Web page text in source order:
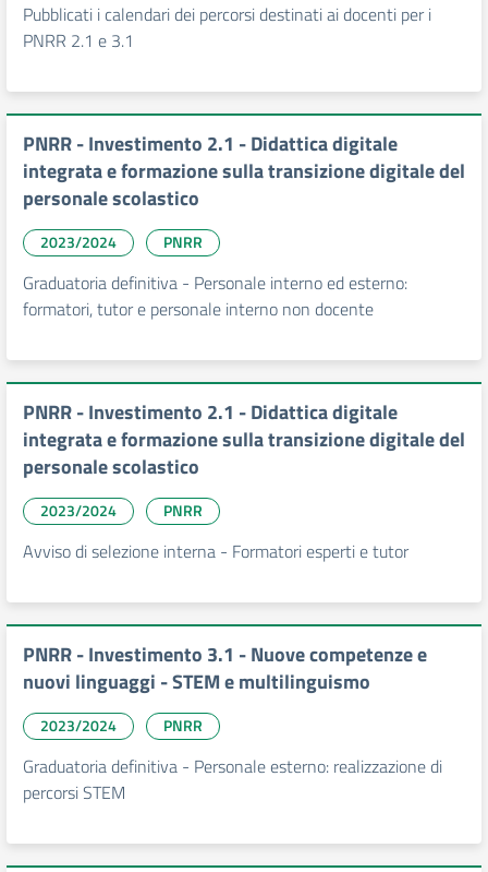
Pubblicati i calendari dei percorsi destinati ai docenti per i
PNRR 2.1 e 3.1
PNRR - Investimento 2.1 - Didattica digitale
integrata e formazione sulla transizione digitale del
personale scolastico
2023/2024 PNRR
Graduatoria definitiva - Personale interno ed esterno:
formatori, tutor e personale interno non docente
PNRR - Investimento 2.1 - Didattica digitale
integrata e formazione sulla transizione digitale del
personale scolastico
2023/2024 PNRR
Avviso di selezione interna - Formatori esperti e tutor
PNRR - Investimento 3.1 - Nuove competenze e
nuovi linguaggi - STEM e multilinguismo
2023/2024 PNRR
Graduatoria definitiva - Personale esterno: realizzazione di
percorsi STEM